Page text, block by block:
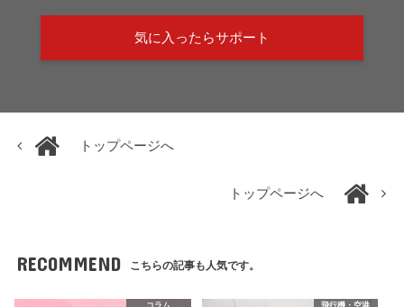
気に入ったらサポート
トップページへ
トップページへ
RECOMMEND こちらの記事も人気です。
コラム 飛行機・空港